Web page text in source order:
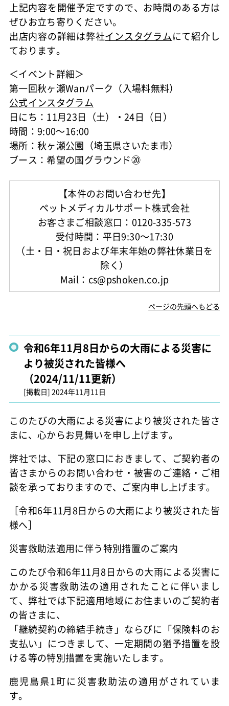
上記内容を開催予定ですので、お時間のある方は
ぜひお立ち寄りください。
出店内容の詳細は弊社インスタグラムにて紹介し
ております。
＜イベント詳細＞
第一回秋ヶ瀬Wanパーク（入場料無料）
公式インスタグラム
日にち：11月23日（土）・24日（日）
時間：9:00～16:00
場所：秋ヶ瀬公園（埼玉県さいたま市）
ブース：希望の国グラウンド⑳
【本件のお問い合わせ先】
ペットメディカルサポート株式会社
お客さまご相談窓口：0120-335-573
受付時間：平日9:30～17:30
（土・日・祝日および年末年始の弊社休業日を
除く）
Mail： cs@pshoken.co.jp
ページの先頭へもどる
令和6年11月8日からの大雨による災害に
より被災された皆様へ
（2024/11/11更新）
[掲載日] 2024年11月11日
このたびの大雨による災害により被災された皆さ
まに、心からお見舞いを申し上げます。
弊社では、下記の窓口におきまして、ご契約者の
皆さまからのお問い合わせ・被害のご連絡・ご相
談を承っておりますので、ご案内申し上げます。
［令和6年11月8日からの大雨により被災された皆
様へ］
災害救助法適用に伴う特別措置のご案内
このたび令和6年11月8日からの大雨による災害に
かかる災害救助法の適用されたことに伴いまし
て、弊社では下記適用地域にお住まいのご契約者
の皆さまに、
「継続契約の締結手続き」ならびに「保険料のお
支払い」につきまして、一定期間の猶予措置を設
ける等の特別措置を実施いたします。
鹿児島県1町に災害救助法の適用がされていま
す。